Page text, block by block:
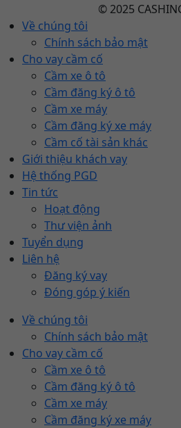
© 2025
Về chúng tôi
Chính sách bảo mật
Cho vay cầm cố
Cầm xe ô tô
Cầm đăng ký ô tô
Cầm xe máy
Cầm đăng ký xe máy
Cầm cố tài sản khác
Giới thiệu khách vay
Hệ thống PGD
Tin tức
Hoạt động
Thư viện ảnh
Tuyển dụng
Liên hệ
Đăng ký vay
Đóng góp ý kiến
Về chúng tôi
Chính sách bảo mật
Cho vay cầm cố
Cầm xe ô tô
Cầm đăng ký ô tô
Cầm xe máy
Cầm đăng ký xe máy